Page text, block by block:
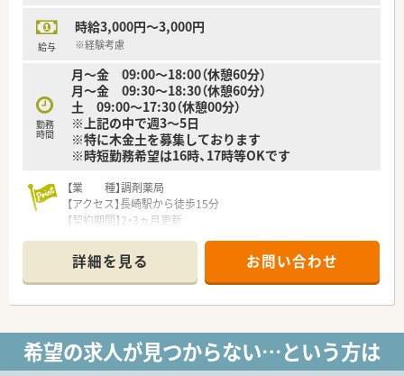
給与
時給3,000円～3,000円
※経験考慮
勤務
時間
月～金 09:00～18:00（休憩60分）
月～金 09:30～18:30（休憩60分）
土 09:00～17:30（休憩00分）
※上記の中で週3～5日
※特に木金土を募集しております
※時短勤務希望は16時、17時等OKです
【業 種】調剤薬局
【アクセス】長崎駅から徒歩15分
【契約期間】2・3ヵ月更新
【勤務時間】
月～金 09:00～18:00（休憩60分）
月～金 09:30～18:30（休憩60分）
土 09:00～17:30（休憩00分）
※特に木金土を募集しております
※時短勤務希望は16時、17時等OKです
【応需科目】耳鼻科
詳細を見る お問い合わせ
希望の求人が見つからない…という方は